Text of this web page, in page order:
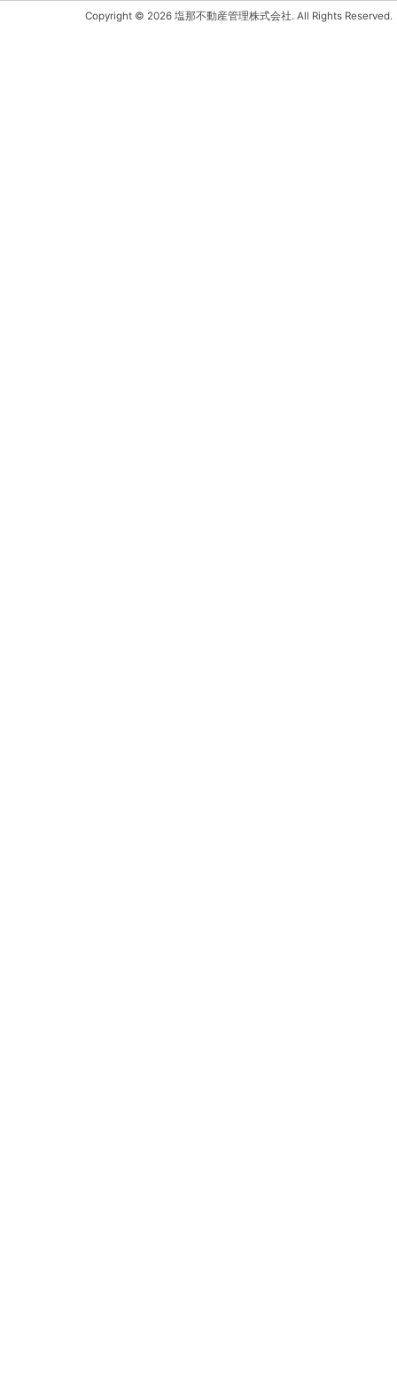
Copyright © 2026 塩那不動産管理株式会社. All Rights Reserved.